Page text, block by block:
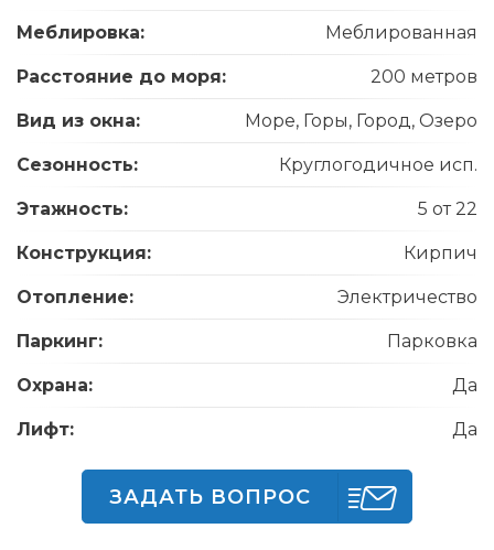
Меблировка: Меблированная
Расстояние до моря: 200 метров
Вид из окна: Море, Горы, Город, Озеро
Сезонность: Круглогодичное исп.
Этажность: 5 от 22
Конструкция: Кирпич
Отопление: Электричество
Паркинг: Парковка
Охрана: Да
Лифт: Да
ЗАДАТЬ ВОПРОС